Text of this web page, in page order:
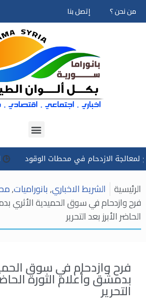
تخطى
من نحن ؟ إتصل بنا
الازدحام في محطات الوقود الرئيس
الرئيسية الشريط الاخباري,بانوراميات,
فرح وازدحام في سوق الحميدية الأثري
الحاضر الأبرز بعد التحرير
فرح وازدحام في سوق
بدمشق وأعلام الثورة
التحرير